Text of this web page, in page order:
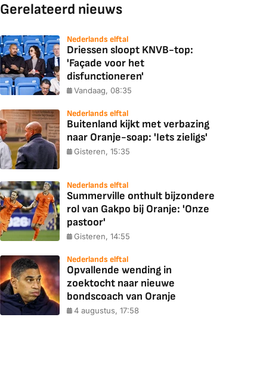
Gerelateerd nieuws
Nederlands elftal
Driessen sloopt KNVB-top:
'Façade voor het
disfunctioneren'
Vandaag, 08:35
Nederlands elftal
Buitenland kijkt met verbazing
naar Oranje-soap: 'Iets zieligs'
Gisteren, 15:35
Nederlands elftal
Summerville onthult bijzondere
rol van Gakpo bij Oranje: 'Onze
pastoor'
Gisteren, 14:55
Nederlands elftal
Opvallende wending in
zoektocht naar nieuwe
bondscoach van Oranje
4 augustus, 17:58